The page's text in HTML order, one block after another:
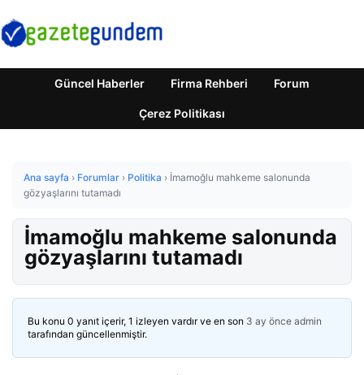
Güncel Haberler Firma Rehberi Forum
Çerez Politikası
Ana sayfa › Forumlar › Politika › İmamoğlu mahkeme salonunda
gözyaşlarını tutamadı
İmamoğlu mahkeme salonunda
gözyaşlarını tutamadı
Bu konu 0 yanıt içerir, 1 izleyen vardır ve en son 3 ay önce admin
tarafından güncellenmiştir.